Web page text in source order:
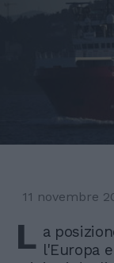
11 novembre
L a
l'Europa